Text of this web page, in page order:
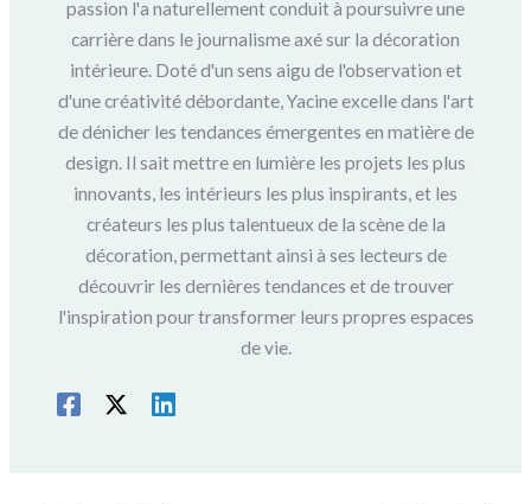
passion l'a naturellement conduit à poursuivre une
carrière dans le journalisme axé sur la décoration
intérieure. Doté d'un sens aigu de l'observation et
d'une créativité débordante, Yacine excelle dans l'art
de dénicher les tendances émergentes en matière de
design. Il sait mettre en lumière les projets les plus
innovants, les intérieurs les plus inspirants, et les
créateurs les plus talentueux de la scène de la
décoration, permettant ainsi à ses lecteurs de
découvrir les dernières tendances et de trouver
l'inspiration pour transformer leurs propres espaces
de vie.